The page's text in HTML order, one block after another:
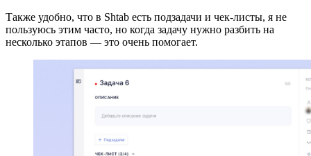
Также удобно, что в Shtab есть подзадачи и чек-листы, я не
пользуюсь этим часто, но когда задачу нужно разбить на
несколько этапов — это очень помогает.